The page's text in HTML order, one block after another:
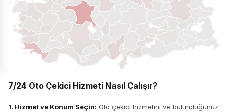
7/24 Oto Çekici Hizmeti Nasıl Çalışır?
1. Hizmet ve Konum Seçin: Oto çekici hizmetini ve bulunduğunuz